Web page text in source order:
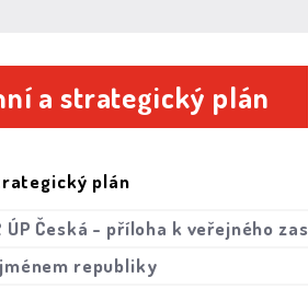
a strategický plán
plán
ÚP Česká - příloha k veřejného
republiky